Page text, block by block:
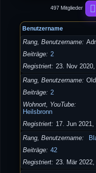
497 Mitglieder
Benutzername
Rang, Benutzername
Beiträge 2
Registriert 23. Nov
Rang, Benutzername
Beiträge 2
Wohnort, YouTube
Heilsbronn
Registriert
17. Jun 2021,
Rang, Benutzername
Beiträge 42
Registriert 23. Mär 2022,